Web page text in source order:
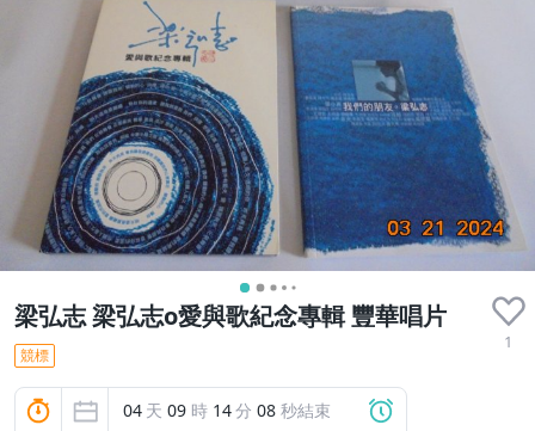
梁弘志 梁弘志o愛與歌紀念專輯 豐華唱片
1
競標
04 天 09 時 14分 07 秒結束